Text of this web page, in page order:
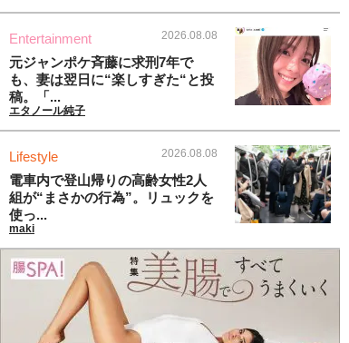
Entertainment 2026.08.08
元ジャンポケ斉藤に求刑7年で
も、妻は翌日に“楽しすぎた“と投
稿。「...
エタノール純子
Lifestyle 2026.08.08
電車内で登山帰りの高齢女性2人
組が“まさかの行為”。リュックを
使っ...
maki